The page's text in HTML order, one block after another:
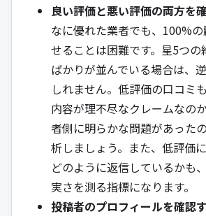
良い評価と悪い評価の両方を
なに優れた業者でも、100%
せることは困難です。星5つの
ばかりが並んでいる場合は、
しれません。低評価の口コミ
内容が理不尽なクレームなの
者側に明らかな問題があった
析しましょう。また、低評価
どのように返信しているかも
実さを測る指標になります。
投稿者のプロフィールを確認